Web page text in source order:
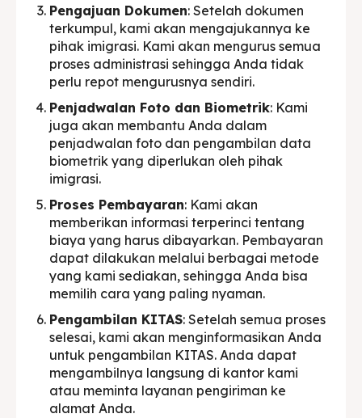
Pengajuan Dokumen: Setelah dokumen
terkumpul, kami akan mengajukannya ke
pihak imigrasi. Kami akan mengurus semua
proses administrasi sehingga Anda tidak
perlu repot mengurusnya sendiri.
Penjadwalan Foto dan Biometrik: Kami
juga akan membantu Anda dalam
penjadwalan foto dan pengambilan data
biometrik yang diperlukan oleh pihak
imigrasi.
Proses Pembayaran: Kami akan
memberikan informasi terperinci tentang
biaya yang harus dibayarkan. Pembayaran
dapat dilakukan melalui berbagai metode
yang kami sediakan, sehingga Anda bisa
memilih cara yang paling nyaman.
Pengambilan KITAS: Setelah semua proses
selesai, kami akan menginformasikan Anda
untuk pengambilan KITAS. Anda dapat
mengambilnya langsung di kantor kami
atau meminta layanan pengiriman ke
alamat Anda.